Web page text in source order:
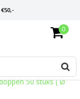
0
50 stuks ( Ø